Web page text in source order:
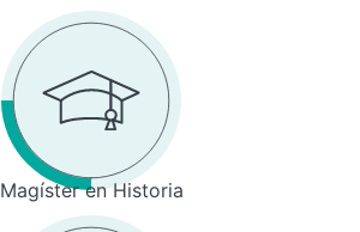
Magíster en Historia